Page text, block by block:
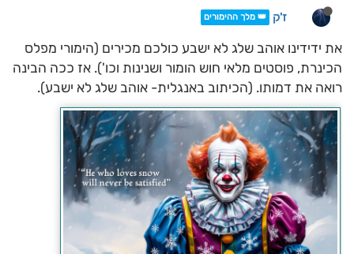
ז'ק 👑 מלך ההימורים
את ידידינו אוהב שלג לא ישבע כולכם מכירים (הימורי מפלס
הכינרת, פוסטים מלאי חוש הומור ושנינות וכו'). אז ככה הבינה
רואה את דמותו. (הכיתוב באנגלית- אוהב שלג לא ישבע).